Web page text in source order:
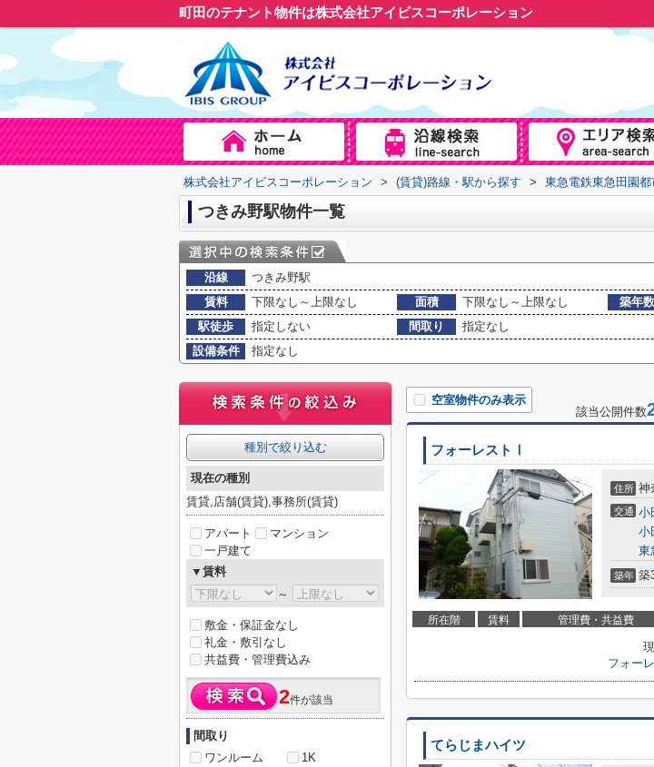
町田のテナント物件は株式会社アイビスコーポレーション
株式会社アイビスコーポレーション > (賃貸)路線・駅から探す > 東急電鉄東急田園都
つきみ野駅物件一覧
沿線
つきみ野駅
賃料
下限なし～上限なし 面積 下限なし～上限なし 築年数
駅徒歩
指定しない 間取り
指定なし
設備条件
指定なし
空室物件のみ表示
該当公開件数
フォーレストⅠ
住所 神
交通 小
小
東
築年 築
所在階 賃料 管理費・共益費
フォー
てらじまハイツ
種別で絞り込む
現在の種別
賃貸,店舗(賃貸),事務所(賃貸)
アパート
マンション
一戸建て
▼賃料
～
敷金・保証金なし
礼金・敷引なし
共益費・管理費込み
2件が該当
間取り
ワンルーム
1K